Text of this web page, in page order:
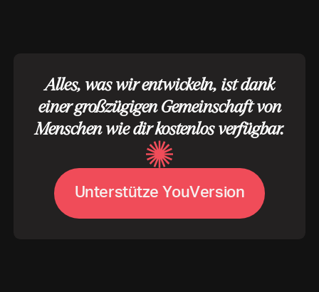
Alles, was wir entwickeln, ist dank
einer großzügigen Gemeinschaft von
Menschen wie dir kostenlos verfügbar.
Unterstütze YouVersion